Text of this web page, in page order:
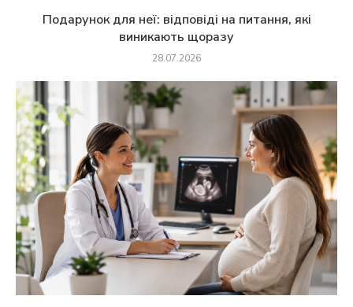
Подарунок для неї: відповіді на питання, які
виникають щоразу
28.07.2026